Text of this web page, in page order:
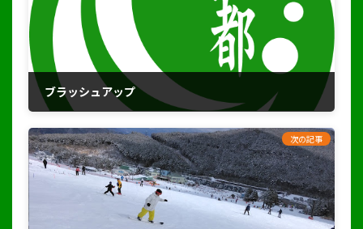
ブラッシュアップ
次の記事